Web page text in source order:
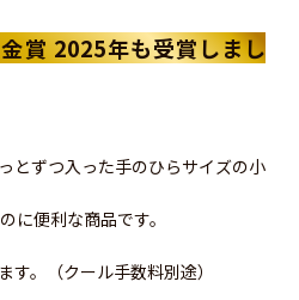
賞 2025年も受賞しまし
とずつ入った手のひらサイズの小
に便利な商品です。
。（クール手数料別途）